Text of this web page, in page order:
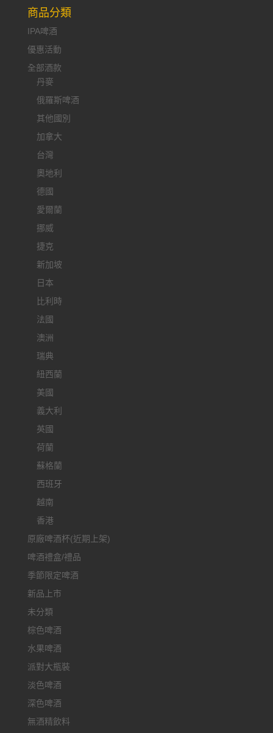
商品分類
IPA啤酒
優惠活動
全部酒款
丹麥
俄羅斯啤酒
其他國別
加拿大
台灣
奧地利
德國
愛爾蘭
挪威
捷克
新加坡
日本
比利時
法國
澳洲
瑞典
紐西蘭
美國
義大利
英國
荷蘭
蘇格蘭
西班牙
越南
香港
原廠啤酒杯(近期上架)
啤酒禮盒/禮品
季節限定啤酒
新品上市
未分類
棕色啤酒
水果啤酒
派對大瓶裝
淡色啤酒
深色啤酒
無酒精飲料